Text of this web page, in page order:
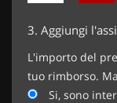
3. Aggiungi
L'importo del
tuo rimborso.
Si, sono